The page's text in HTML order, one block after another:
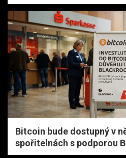
Bitcoin bude dostupný v
spořitelnách s podporou